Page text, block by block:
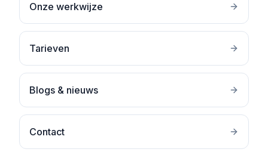
Onze werkwijze
Tarieven
Blogs & nieuws
Contact